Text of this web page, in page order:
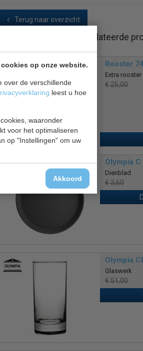
op onze website.
over de verschillende
leest u hoe
waaronder
voor het optimaliseren
op "Instellingen" om uw
Akkoord
Terug naar overzicht
Gerelateerde
Rooster
Extra rooster
€ 25,00
Olympia C
Dienblad
€ 3,60
Olympia
Glaswerk
€ 51,00